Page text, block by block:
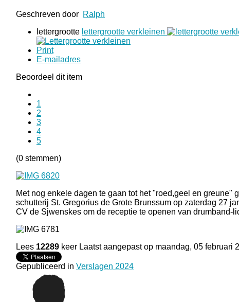
Geschreven door Ralph
lettergrootte lettergrootte verkleinen
Print
E-mailadres
Beoordeel dit item
1
2
3
4
5
(0 stemmen)
Met nog enkele dagen te gaan tot het "roed,geel en greune"
schutterij St. Gregorius de Grote Brunssum op zaterdag 27
CV de Sjwenskes om de receptie te openen van drumband-
Lees 12289 keer Laatst aangepast op maandag, 05 februari
Gepubliceerd in Verslagen 2024